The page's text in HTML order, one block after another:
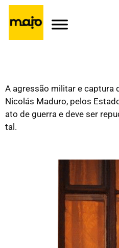
A agressão militar e captura
Nicolás Maduro, pelos
ato de guerra e deve ser
tal.